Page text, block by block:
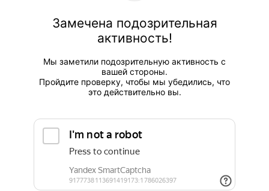
Замечена подозрительная
активность!
Мы заметили подозрительную активность с
вашей стороны.
Пройдите проверку, чтобы мы убедились, что
это действительно вы.